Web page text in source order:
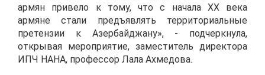
армян привело к тому, что с начала XX века
армяне стали предъявлять территориальные
претензии к Азербайджану», - подчеркнула,
открывая мероприятие, заместитель директора
ИПЧ НАНА, профессор Лала Ахмедова.